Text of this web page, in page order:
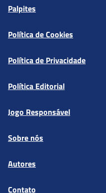
Palpites
Política de Cookies
Política de Privacidade
Política Editorial
Jogo Responsável
Sobre nós
Autores
Contato